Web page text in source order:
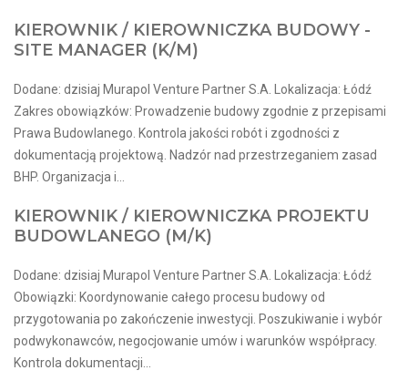
KIEROWNIK / KIEROWNICZKA BUDOWY -
SITE MANAGER (K/M)
Dodane: dzisiaj Murapol Venture Partner S.A. Lokalizacja: Łódź
Zakres obowiązków: Prowadzenie budowy zgodnie z przepisami
Prawa Budowlanego. Kontrola jakości robót i zgodności z
dokumentacją projektową. Nadzór nad przestrzeganiem zasad
BHP. Organizacja i...
KIEROWNIK / KIEROWNICZKA PROJEKTU
BUDOWLANEGO (M/K)
Dodane: dzisiaj Murapol Venture Partner S.A. Lokalizacja: Łódź
Obowiązki: Koordynowanie całego procesu budowy od
przygotowania po zakończenie inwestycji. Poszukiwanie i wybór
podwykonawców, negocjowanie umów i warunków współpracy.
Kontrola dokumentacji...